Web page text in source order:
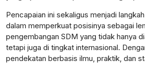
Pencapaian ini sekaligus menjadi
dalam memperkuat posisinya sebagai
pengembangan SDM yang tidak hanya
tetapi juga di tingkat internasional.
pendekatan berbasis ilmu, praktik, dan